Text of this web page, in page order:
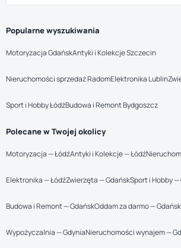
Popularne wyszukiwania
Motoryzacja GdańskAntyki i Kolekcje Szczecin
Nieruchomości sprzedaż RadomElektronika Lublin
Sport i Hobby ŁódźBudowa i Remont Bydgoszcz
Polecane w Twojej okolicy
Motoryzacja — ŁódźAntyki i Kolekcje — Łódź
Elektronika — ŁódźZwierzęta — GdańskSport i Hobby —
Budowa i Remont — GdańskOddam za darmo — Gdańsk
Wypożyczalnia — GdyniaNieruchomości wynajem —